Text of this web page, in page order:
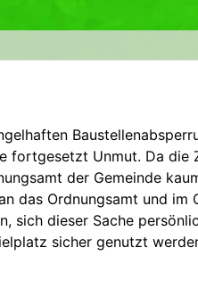
fortgesetzt Unmut. Da die
der Gemeinde
das Ordnungsamt und im
sich dieser Sache
sicher genutzt